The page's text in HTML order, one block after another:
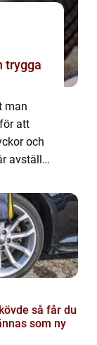
trygga
man
att
och
avställd
får du
som ny